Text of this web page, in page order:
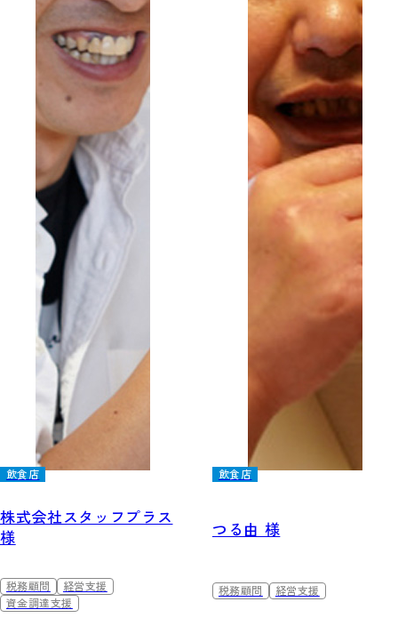
飲食店
株式会社スタッフプラス
様
税務顧問
経営支援
資金調達支援
飲食店
つる由 様
税務顧問 経営支援